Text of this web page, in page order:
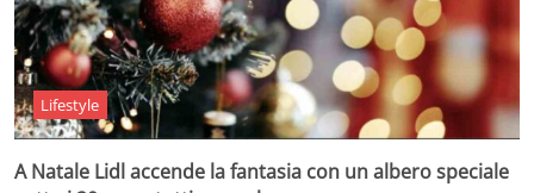
Lifestyle
A Natale Lidl accende la fantasia con un albero speciale